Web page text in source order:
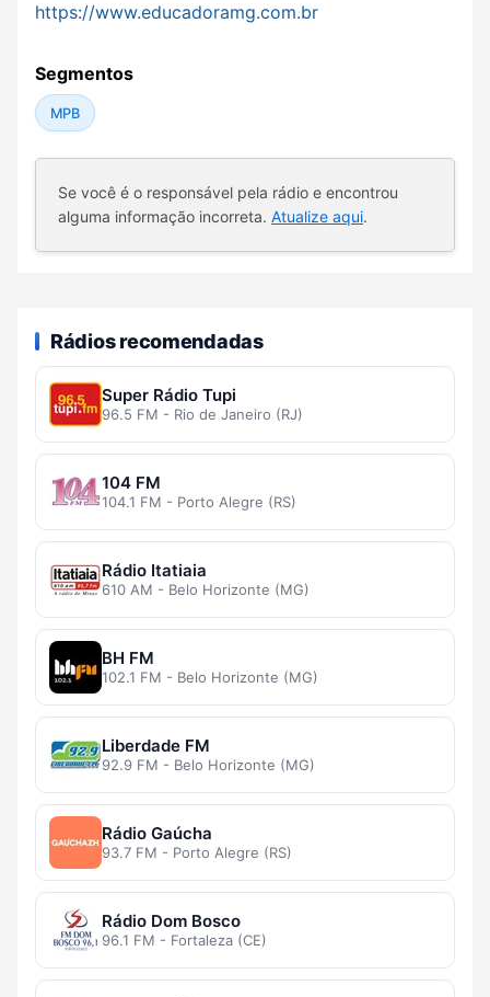
https://www.educadoramg.com.br
Segmentos
MPB
Se você é o responsável pela rádio e encontrou
alguma informação incorreta. Atualize aqui.
Rádios recomendadas
Super Rádio Tupi
96.5 FM - Rio de Janeiro (RJ)
104 FM
104.1 FM - Porto Alegre (RS)
Rádio Itatiaia
610 AM - Belo Horizonte (MG)
BH FM
102.1 FM - Belo Horizonte (MG)
Liberdade FM
92.9 FM - Belo Horizonte (MG)
Rádio Gaúcha
93.7 FM - Porto Alegre (RS)
Rádio Dom Bosco
96.1 FM - Fortaleza (CE)